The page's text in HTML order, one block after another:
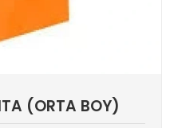
(ORTA BOY)